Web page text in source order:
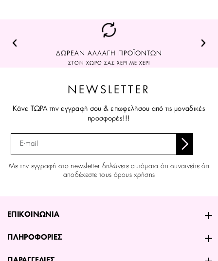
ΔΩΡΕΑΝ ΑΛΛΑΓΗ ΠΡΟΪΟΝΤΩΝ
ΣΤΟΝ ΧΩΡΟ ΣΑΣ ΧΕΡΙ ΜΕ ΧΕΡΙ
NEWSLETTER
Κάνε ΤΩΡΑ την εγγραφή σου & επωφελήσου από τις μοναδικές
προσφορές!!!
Με την εγγραφή στο newsletter δηλώνετε αυτόματα ότι συναινείτε ότι
αποδέχεστε τους όρους χρήσης
ΕΠΙΚΟΙΝΩΝΙΑ
ΠΛΗΡΟΦΟΡΙΕΣ